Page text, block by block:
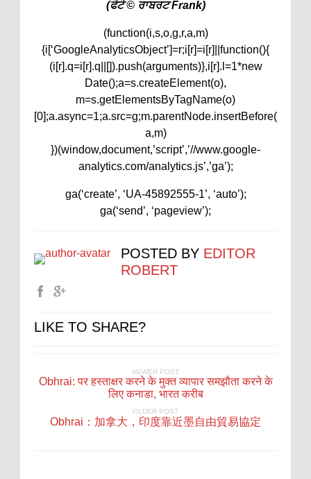
(ਫੋਟੋ © ਰਾਬਰਟ Frank)
(function(i,s,o,g,r,a,m)
{i[‘GoogleAnalyticsObject’]=r;i[r]=i[r]||function(){
(i[r].q=i[r].q||[]).push(arguments)},i[r].l=1*new
Date();a=s.createElement(o),
m=s.getElementsByTagName(o)
[0];a.async=1;a.src=g;m.parentNode.insertBefore(
a,m)
})(window,document,’script’,’//www.google-
analytics.com/analytics.js’,’ga’);
ga(‘create’, ‘UA-45892555-1’, ‘auto’);
ga(‘send’, ‘pageview’);
POSTED BY EDITOR
ROBERT
LIKE TO SHARE?
NEWER POST
Obhrai: पर हस्ताक्षर करने के मुक्त व्यापार समझौता करने के
लिए कनाडा, भारत करीब
OLDER POST
Obhrai：加拿大，印度靠近墨自由貿易協定